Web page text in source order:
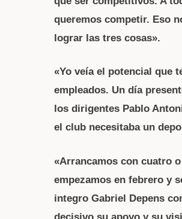
queremos competir. Eso
lograr las tres cosas».
«Yo veía el potencial que
empleados. Un día
los dirigentes Pablo
el club necesitaba un
«Arrancamos con cuatro
empezamos en febrero y
integro Gabriel Depens
decisivo su apoyo y su